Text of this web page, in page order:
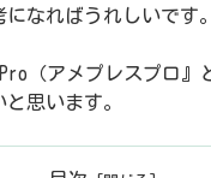
なればうれしいです。
（アメプレスプロ』
思います。